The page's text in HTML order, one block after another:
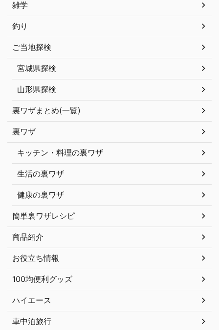
雑学
釣り
ご当地探検
宮城県探検
山形県探検
裏ワザまとめ(一覧)
裏ワザ
キッチン・料理の裏ワザ
生活の裏ワザ
健康の裏ワザ
簡単裏ワザレシピ
商品紹介
お役立ち情報
100均便利グッズ
ハイエース
車中泊旅行